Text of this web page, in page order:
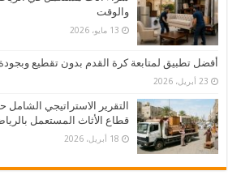
والوقت
13 مايو، 2026
أفضل تطبيق لمتابعة كرة القدم بدون تقطيع وبجودة
23 أبريل، 2026
التقرير الاستراتيجي
قطاع الأثاث المستعمل
18 أبريل، 2026